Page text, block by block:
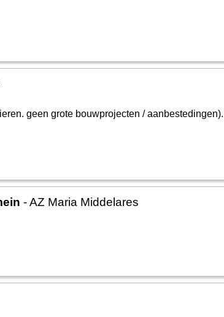
geen grote bouwprojecten /
- AZ Maria Middelares